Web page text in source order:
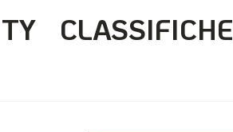
CLASSIFICHE